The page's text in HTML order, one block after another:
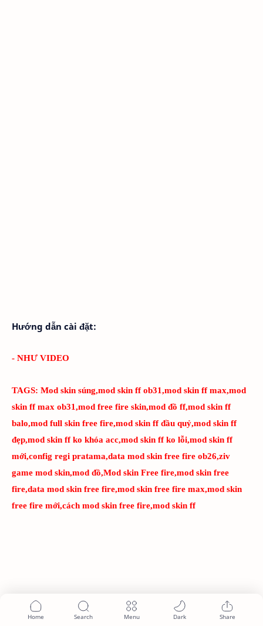
Hướng dẫn cài đặt:
- NHƯ VIDEO
TAGS: Mod skin súng,mod skin ff ob31,mod skin ff max,mod
skin ff max ob31,mod free fire skin,mod đồ ff,mod skin ff
balo,mod full skin free fire,mod skin ff đầu quỷ,mod skin ff
đẹp,mod skin ff ko khóa acc,mod skin ff ko lỗi,mod skin ff
mới,config regi pratama,data mod skin free fire ob26,ziv
game mod skin,mod đồ,Mod skin Free fire,mod skin free
fire,data mod skin free fire,mod skin free fire max,mod skin
free fire mới,cách mod skin free fire,mod skin ff